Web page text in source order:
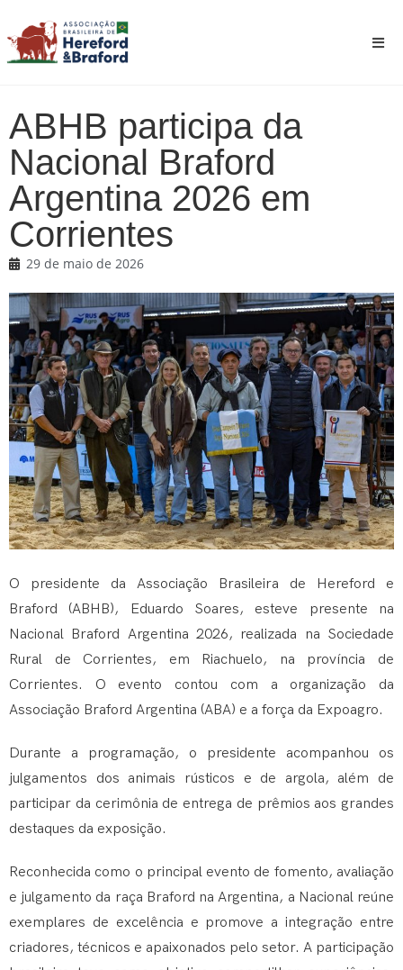
ABHB participa da
Nacional Braford
Argentina 2026 em
Corrientes
29 de maio de 2026
O presidente da Associação Brasileira de Hereford e
Braford (ABHB), Eduardo Soares, esteve presente na
Nacional Braford Argentina 2026, realizada na Sociedade
Rural de Corrientes, em Riachuelo, na província de
Corrientes. O evento contou com a organização da
Associação Braford Argentina (ABA) e a força da Expoagro.
Durante a programação, o presidente acompanhou os
julgamentos dos animais rústicos e de argola, além de
participar da cerimônia de entrega de prêmios aos grandes
destaques da exposição.
Reconhecida como o principal evento de fomento, avaliação
e julgamento da raça Braford na Argentina, a Nacional reúne
exemplares de excelência e promove a integração entre
criadores, técnicos e apaixonados pelo setor. A participação